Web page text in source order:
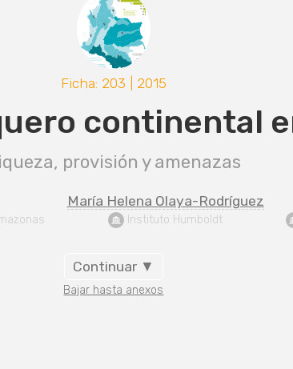
Ficha: 203 | 2015
continental
provisión y amenazas
María Helena Olaya-Rodríguez
Instituto Humboldt
Continuar ▼
Bajar hasta anexos